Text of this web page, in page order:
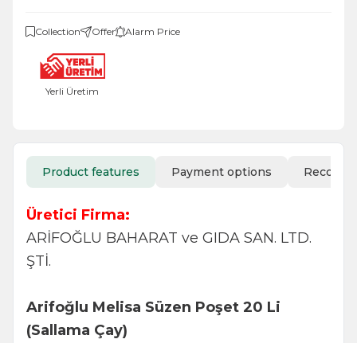
Collection Offer Alarm Price
Yerli Üretim
Product features Payment options
Üretici Firma:
ARİFOĞLU BAHARAT ve GIDA SAN. LTD.
ŞTİ.
Arifoğlu Melisa Süzen Poşet 20 Li
(Sallama Çay)